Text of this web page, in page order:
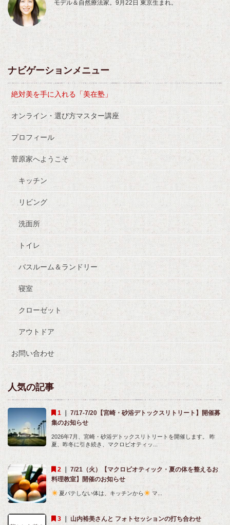
モデル＆自然療法家。9月22日 東京生まれ。
ナビゲーションメニュー
絶対美を手に入れる「美在塾」
オンライン・選び方マスター講座
プロフィール
菅原家へようこそ
キッチン
リビング
洗面所
トイレ
バスルーム＆ランドリー
寝室
クローゼット
アウトドア
お問い合わせ
人気の記事
｜ 7/17-7/20【宮崎・砂浴デトックスリトリート】開催募
集のお知らせ
2026年7月、宮崎・砂浴デトックスリトリートを開催します。 昨
夏、昨冬に引き続き、マクロビオティッ...
7/21（火）【マクロビオティック・夏の体を整えるお
料理教室】開催のお知らせ
夏バテしない体は、キッチンから マ...
｜ 山内裕美さんと フォトセッションの打ち合わせ